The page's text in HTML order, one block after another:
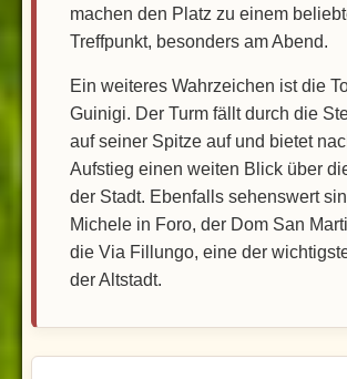
machen den Platz zu einem
Treffpunkt, besonders am Abend.
Ein weiteres Wahrzeichen ist die
Guinigi. Der Turm fällt durch die
auf seiner Spitze auf und bietet
Aufstieg einen weiten Blick über
der Stadt. Ebenfalls sehenswert
Michele in Foro, der Dom San
die Via Fillungo, eine der
der Altstadt.